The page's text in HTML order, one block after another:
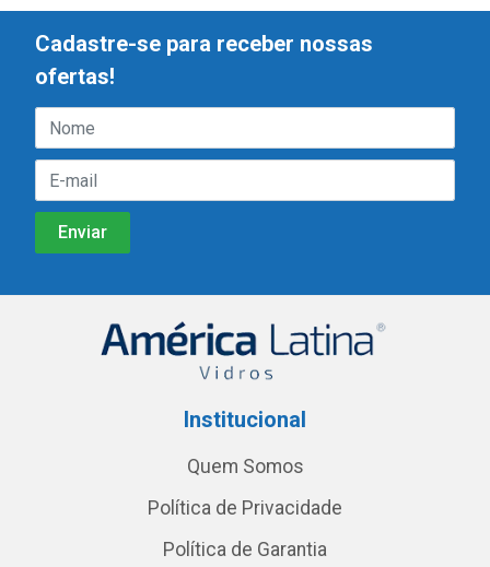
Cadastre-se para receber nossas
ofertas!
Institucional
Quem Somos
Política de Privacidade
Política de Garantia